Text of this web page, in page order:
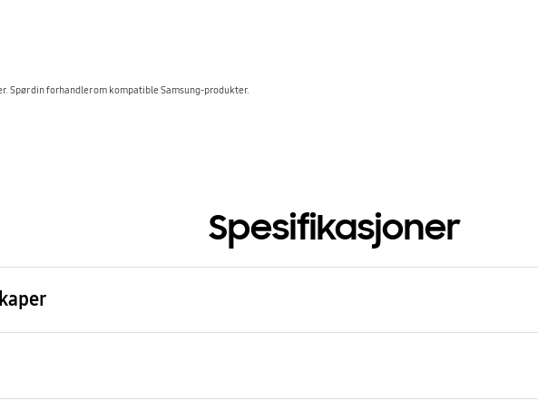
din forhandler om kompatible Samsung-produkter.
Spesifikasjoner